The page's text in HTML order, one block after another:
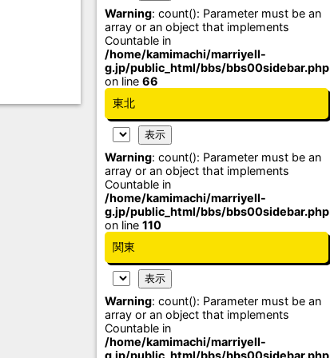
Warning: count(): Parameter must be an
array or an object that implements
Countable in
/home/kamimachi/marriyell-
g.jp/public_html/bbs/bbs00sidebar.php
on line 66
東北
Warning: count(): Parameter must be an
array or an object that implements
Countable in
/home/kamimachi/marriyell-
g.jp/public_html/bbs/bbs00sidebar.php
on line 110
関東
Warning: count(): Parameter must be an
array or an object that implements
Countable in
/home/kamimachi/marriyell-
g.jp/public_html/bbs/bbs00sidebar.php